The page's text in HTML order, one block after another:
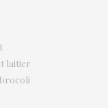
laitier